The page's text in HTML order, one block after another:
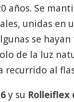
años. Se
unidas en
se
de la luz
recurrido al
y su Rolleiflex